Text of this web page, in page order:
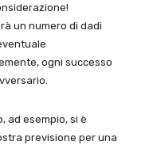
un numero di dadi
ogni successo
ad esempio, si è
previsione per una